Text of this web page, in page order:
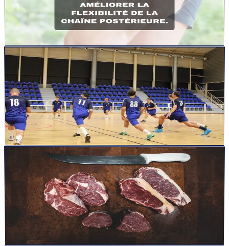
Stimuler le système vestibulaire pour améliorer la flexibilité de la
chaîne postérieure. Retrouvez deux exercices cible ...
Lire la suite
articles
30 oct. 20234min
Les 10 Avantages Méconnus de
l&rsquo;Entraînement Isométrique : Du
Renforcement Musculaire à la Réhabilitation
Les 10 Avantages Méconnus de l&rsquo;Entraînement Isométrique
: Du Renforcement Musculaire à la Réhabilitation
Lire la suite
26 mai 202314
Le Pouvoir d&rsquo;un Petit-Déjeuner à Base de
Viande et de Noix : Alimenter la Force et la Clarté
Mentale
Une assiette équilibrée avec différentes sortes de viandes maigres et
une variété de noix, représentant un exemple de pe...
Lire la suite